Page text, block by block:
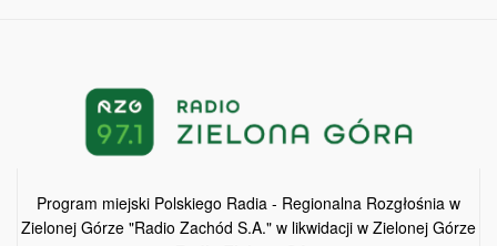
Program miejski Polskiego Radia - Regionalna Rozgłośnia w
Zielonej Górze "Radio Zachód S.A." w likwidacji w Zielonej Górze